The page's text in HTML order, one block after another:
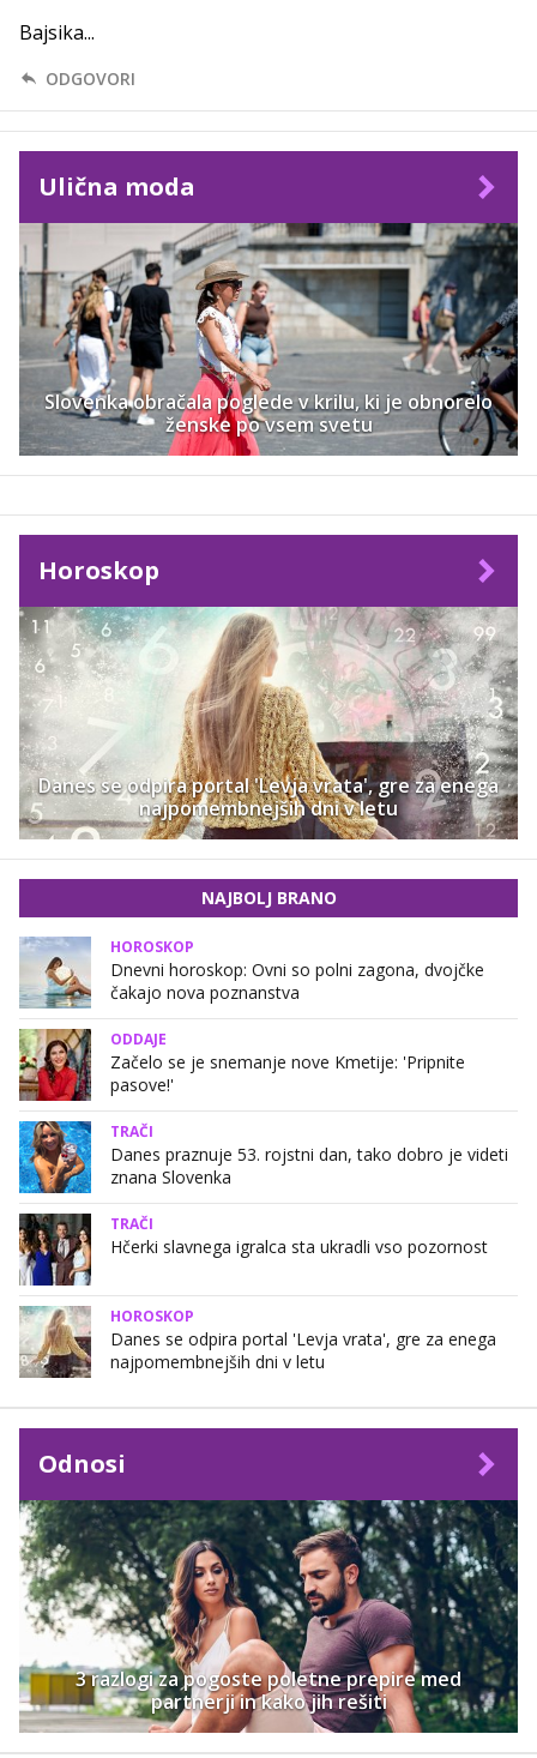
Bajsika...
ODGOVORI
Ulična moda
Slovenka obračala poglede v krilu, ki je obnorelo
ženske po vsem svetu
Horoskop
Danes se odpira portal 'Levja vrata', gre za enega
najpomembnejših dni v letu
NAJBOLJ BRANO
HOROSKOP
Dnevni horoskop: Ovni so polni zagona, dvojčke
čakajo nova poznanstva
ODDAJE
Začelo se je snemanje nove Kmetije: 'Pripnite
pasove!'
TRAČI
Danes praznuje 53. rojstni dan, tako dobro je videti
znana Slovenka
TRAČI
Hčerki slavnega igralca sta ukradli vso pozornost
HOROSKOP
Danes se odpira portal 'Levja vrata', gre za enega
najpomembnejših dni v letu
Odnosi
3 razlogi za pogoste poletne prepire med
partnerji in kako jih rešiti